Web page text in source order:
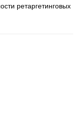
ретаргетинговых